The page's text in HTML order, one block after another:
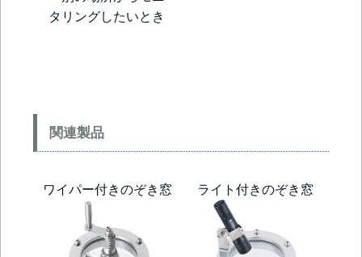
タリングしたいとき
関連製品
ワイパー付きのぞき窓 ライト付きのぞき窓